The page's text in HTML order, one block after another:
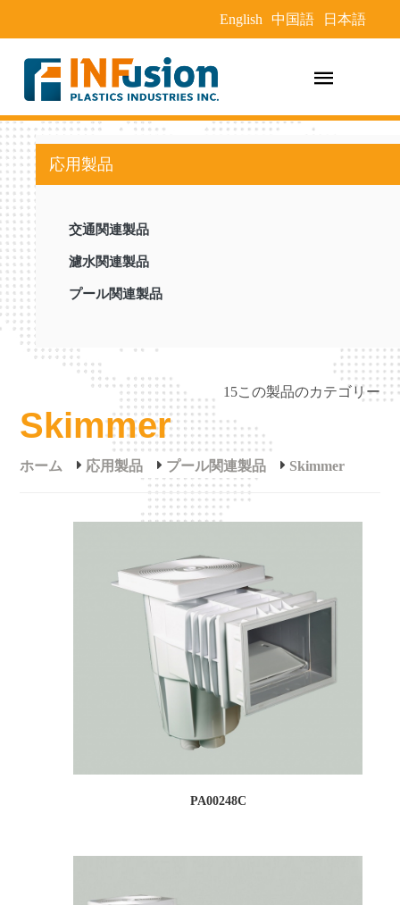
English 中国語 日本語
応用製品
交通関連製品
濾水関連製品
プール関連製品
15この製品のカテゴリー
Skimmer
ホーム 応用製品 プール関連製品 Skimmer
PA00248C